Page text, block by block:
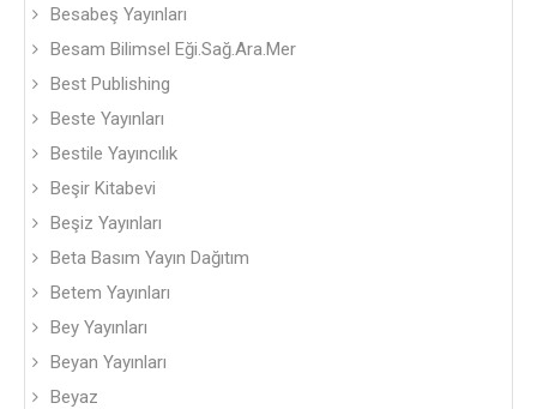
Besabeş Yayınları
Besam Bilimsel Eği.Sağ.Ara.Mer
Best Publishing
Beste Yayınları
Bestile Yayıncılık
Beşir Kitabevi
Beşiz Yayınları
Beta Basım Yayın Dağıtım
Betem Yayınları
Bey Yayınları
Beyan Yayınları
Beyaz